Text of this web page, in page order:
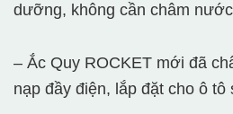
dưỡng, không cần châm
– Ắc Quy ROCKET mới đã
nạp đầy điện, lắp đặt cho ô